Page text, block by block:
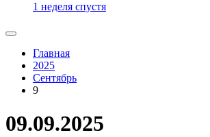
1 неделя спустя
Главная
2025
Сентябрь
9
09.09.2025